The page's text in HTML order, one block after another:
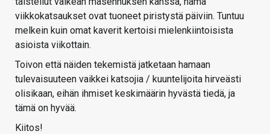
viikkokatsaukset ovat tuoneet piristystä päiviin. Tuntuu
melkein kuin omat kaverit kertoisi mielenkiintoisista
asioista viikottain.
Toivon että näiden tekemistä jatketaan hamaan
tulevaisuuteen vaikkei katsojia / kuuntelijoita hirveästi
olisikaan, eihän ihmiset keskimäärin hyvästä tiedä, ja
tämä on hyvää.
Kiitos!